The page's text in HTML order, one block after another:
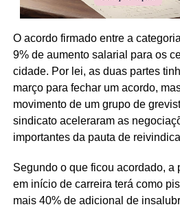
O acordo firmado entre a
9% de aumento salarial para os
cidade. Por lei, as duas partes
março para fechar um acordo,
movimento de um grupo de
sindicato aceleraram as
importantes da pauta de
Segundo o que ficou acordado, a
em início de carreira terá como
mais 40% de adicional de